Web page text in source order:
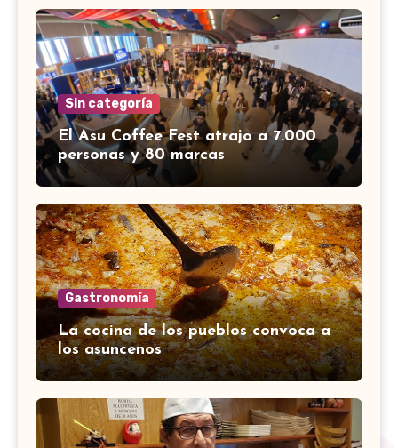
Sin categoría
El Asu Coffee Fest atrajo a 7.000
personas y 80 marcas
Gastronomía
La cocina de los pueblos convoca a
los asuncenos